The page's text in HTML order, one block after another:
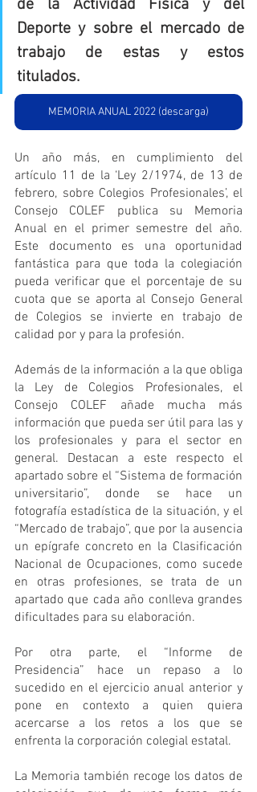
de la Actividad Física y del
Deporte y sobre el mercado de
trabajo de estas y estos
titulados.
MEMORIA ANUAL 2022 (descarga)
Un año más, en cumplimiento del
artículo 11 de la ‘Ley 2/1974, de 13 de
febrero, sobre Colegios Profesionales’, el
Consejo COLEF publica su Memoria
Anual en el primer semestre del año.
Este documento es una oportunidad
fantástica para que toda la colegiación
pueda verificar que el porcentaje de su
cuota que se aporta al Consejo General
de Colegios se invierte en trabajo de
calidad por y para la profesión.
Además de la información a la que obliga
la Ley de Colegios Profesionales, el
Consejo COLEF añade mucha más
información que pueda ser útil para las y
los profesionales y para el sector en
general. Destacan a este respecto el
apartado sobre el “Sistema de formación
universitario”, donde se hace un
fotografía estadística de la situación, y el
“Mercado de trabajo”, que por la ausencia
un epígrafe concreto en la Clasificación
Nacional de Ocupaciones, como sucede
en otras profesiones, se trata de un
apartado que cada año conlleva grandes
dificultades para su elaboración.
Por otra parte, el “Informe de
Presidencia” hace un repaso a lo
sucedido en el ejercicio anual anterior y
pone en contexto a quien quiera
acercarse a los retos a los que se
enfrenta la corporación colegial estatal.
La Memoria también recoge los datos de